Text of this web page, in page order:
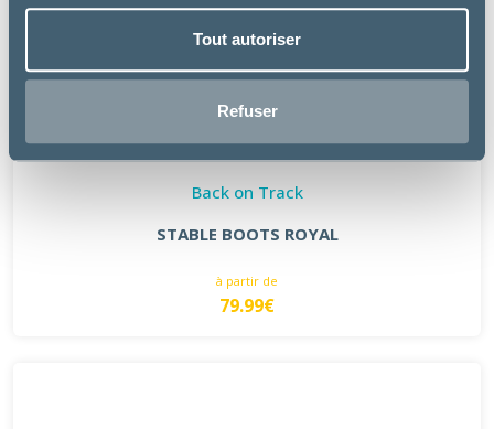
Tout autoriser
Refuser
Back on Track
STABLE BOOTS ROYAL
à partir de
79.99€